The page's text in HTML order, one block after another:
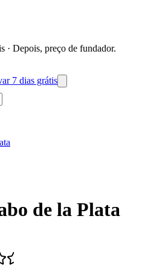
· Depois, preço de fundador.
7 dias grátis
de la Plata